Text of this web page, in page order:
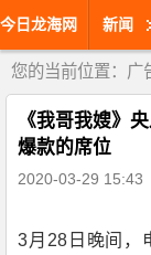
今日龙海网 新闻
您的当前位置： 广
《我哥我嫂》
爆款的席位
2020-03-29 15:43
3月28日晚间，